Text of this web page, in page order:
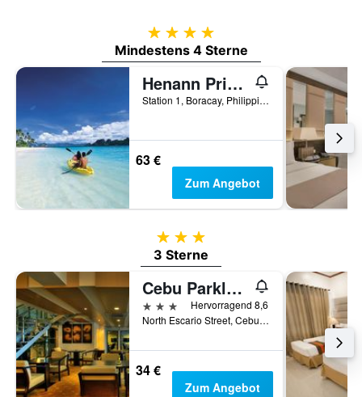
4 Sterne
Mindestens 4 Sterne
Henann Prime Beach Resort
Station 1, Boracay, Philippinen
63 €
Zum Angebot
3 Sterne
3 Sterne
Cebu Parklane International Hotel
3 Sterne
Hervorragend 8,6
North Escario Street, Cebu City, Philippinen
34 €
Zum Angebot